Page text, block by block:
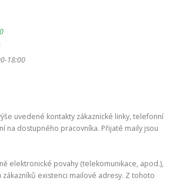
18:00
uvedené kontakty zákaznické linky, telefonní
na dostupného pracovníka. Přijaté maily jsou
elektronické povahy (telekomunikace, apod.),
existenci mailové adresy. Z tohoto